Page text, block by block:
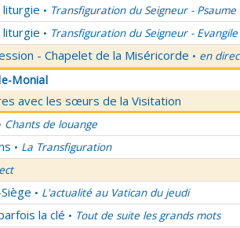
liturgie • Transfiguration du Seigneur - Psaume
liturgie • Transfiguration du Seigneur -
- Chapelet de la Miséricorde • en
Monial
avec les sœurs de la Visitation
Chants de louange
• La Transfiguration
• L'actualité au Vatican du jeudi
la clé • Tout de suite les grands mots